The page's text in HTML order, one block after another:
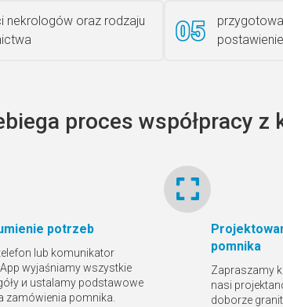
nekrologów oraz rodzaju
proces współpracy z
potrzeb
lub komunikator
wyjaśniamy wszystkie
и ustalamy podstawowe
zamówienia pomnika.
pomnika
Zapraszamy
nasi
doborze